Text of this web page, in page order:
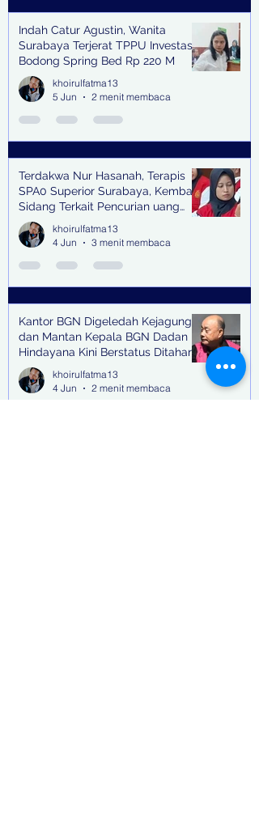
Indah Catur Agustin, Wanita
Surabaya Terjerat TPPU Investasi
Bodong Spring Bed Rp 220 M
khoirulfatma13
5 Jun
2 menit membaca
Terdakwa Nur Hasanah, Terapis
SPA0 Superior Surabaya, Kembali
Sidang Terkait Pencurian uang
senilai Rp1,285 M di PN Surabaya
khoirulfatma13
4 Jun
3 menit membaca
Kantor BGN Digeledah Kejagung
dan Mantan Kepala BGN Dadan
Hindayana Kini Berstatus Ditahan
khoirulfatma13
4 Jun
2 menit membaca